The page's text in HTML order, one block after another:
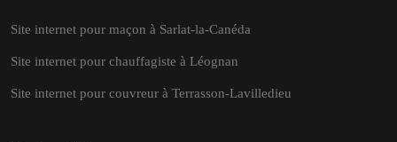
Site internet pour maçon à Sarlat-la-Canéda
Site internet pour chauffagiste à Léognan
Site internet pour couvreur à Terrasson-Lavilledieu